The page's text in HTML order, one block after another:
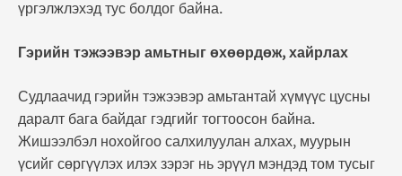
үргэлжлэхэд тус болдог байна.
Гэрийн тэжээвэр амьтныг өхөөрдөж, хайрлах
Судлаачид гэрийн тэжээвэр амьтантай хүмүүс цусны
даралт бага байдаг гэдгийг тогтоосон байна.
Жишээлбэл нохойгоо салхилуулан алхах, муурын
үсийг сөргүүлэх илэх зэрэг нь эрүүл мэндэд том тусыг